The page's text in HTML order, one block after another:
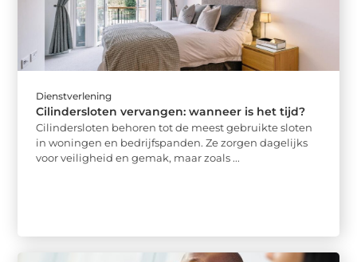
Dienstverlening
Cilindersloten vervangen: wanneer is het tijd?
Cilindersloten behoren tot de meest gebruikte sloten
in woningen en bedrijfspanden. Ze zorgen dagelijks
voor veiligheid en gemak, maar zoals ...